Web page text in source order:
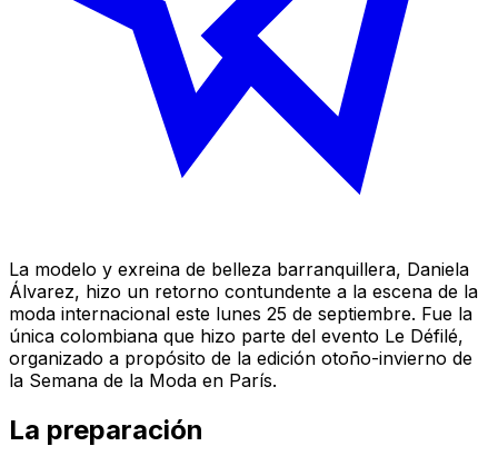
La modelo y exreina de belleza barranquillera, Daniela
Álvarez, hizo un retorno contundente a la escena de la
moda internacional este lunes 25 de septiembre. Fue la
única colombiana que hizo parte del evento Le Défilé,
organizado a propósito de la edición otoño-invierno de
la Semana de la Moda en París.
La preparación